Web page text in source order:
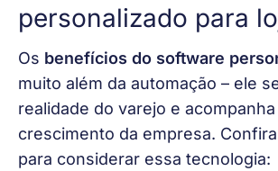
personalizado para
Os benefícios do software
muito além da automação – ele
realidade do varejo e acompanha
crescimento da empresa.
para considerar essa tecnologia: